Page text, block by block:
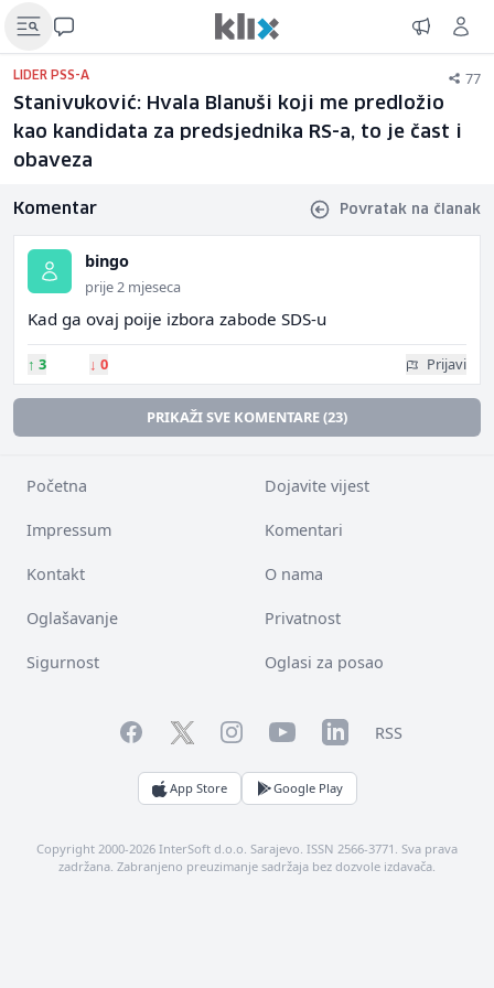
LIDER PSS-A 77
Stanivuković: Hvala Blanuši koji me predložio
kao kandidata za predsjednika RS-a, to je čast i
obaveza
Komentar Povratak na članak
bingo
prije 2 mjeseca
Kad ga ovaj poije izbora zabode SDS-u
↑ 3 ↓ 0 Prijavi
PRIKAŽI SVE KOMENTARE (23)
Početna Dojavite vijest
Impressum Komentari
Kontakt O nama
Oglašavanje Privatnost
Sigurnost Oglasi za posao
FacebookTwitterInstagramYouTubeLinkedInRSS
App Store Google Play
Copyright 2000-2026 InterSoft d.o.o. Sarajevo. ISSN 2566-3771. Sva prava
zadržana. Zabranjeno preuzimanje sadržaja bez dozvole izdavača.